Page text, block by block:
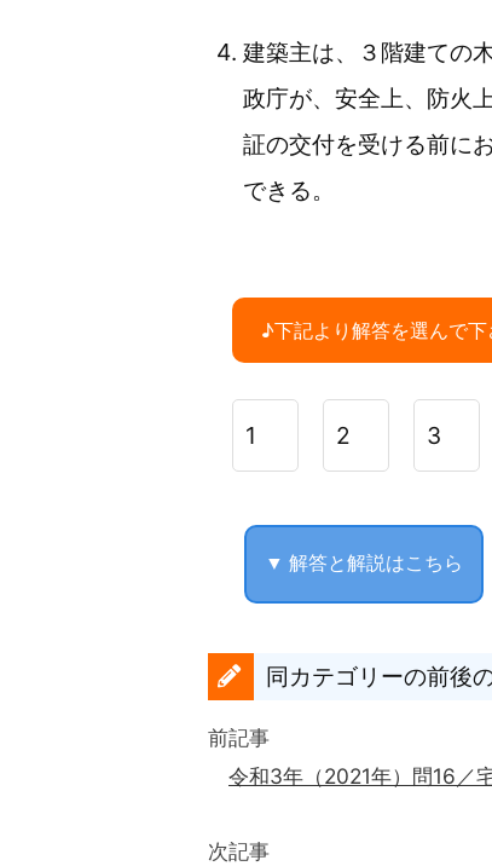
建築主は、３階建ての
政庁が、安全上、防火
証の交付を受ける前に
できる。
♪下記より解答を選んで下
1 2 3
▼ 解答と解説はこちら
同カテゴリーの前後
前記事
令和3年（2021年）問16／
次記事